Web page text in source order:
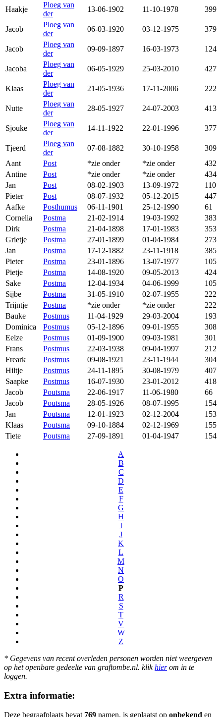
Haakje
Ploeg van
der
13-06-1902 11-10-1978 399
Jacob
Ploeg van
der
06-03-1920 03-12-1975 379
Jacob
Ploeg van
der
09-09-1897 16-03-1973 124
Jacoba
Ploeg van
der
06-05-1929 25-03-2010 427
Klaas
Ploeg van
der
21-05-1936 17-11-2006 222
Nutte
Ploeg van
der
28-05-1927 24-07-2003 413
Sjouke
Ploeg van
der
14-11-1922 22-01-1996 377
Tjeerd
Ploeg van
der
07-08-1882 30-10-1958
309
Aant
Post *zie onder *zie onder
432
Antine
Post *zie onder *zie onder
434
Jan
Post 08-02-1903 13-09-1972
110
Pieter
Post 08-07-1932 05-12-2015
447
Aafke
Posthumus 06-11-1901 25-12-1990
61
Cornelia
Postma 21-02-1914 19-03-1992
383
Dirk
Postma 21-04-1898 17-01-1983
353
Grietje
Postma 27-01-1899 01-04-1984
273
Jan
Postma 17-12-1882 23-11-1918
385
Pieter
Postma 23-01-1896 13-07-1977
105
Pietje
Postma 14-08-1920 09-05-2013
424
Sake
Postma 12-04-1934 04-06-1999
105
Sijbe
Postma 31-05-1910 02-07-1955
222
Trijntje
Postma *zie onder *zie onder
222
Bauke
Postmus 11-04-1929 29-03-2004
193
Dominica
Postmus 05-12-1896 09-01-1955
308
Eelze
Postmus 01-09-1900 09-03-1981
301
Frans
Postmus 22-03-1938 09-04-1997
212
Freark
Postmus 09-08-1921 23-11-1944
304
Hiltje
Postmus 24-11-1895 30-08-1979
407
Saapke
Postmus 16-07-1930 23-01-2012
418
Jacob
Poutsma 22-06-1917 11-06-1980
66
Jacob
Poutsma 28-05-1926 08-07-1995
154
Jan
Poutsma 12-01-1923 02-12-2004
153
Klaas
Poutsma 09-10-1884 02-12-1969
155
Tiete
Poutsma 27-09-1891 01-04-1947 154
A
B
C
D
E
F
G
H
I
J
K
L
M
N
O
P
R
S
T
V
W
Z
* Gegevens van recent overleden personen worden niet weergeven
op het openbare gedeelte van graftombe.nl. klikhierom in te
loggen.
Extra informatie:
Deze begraafplaats bevat 769 namen, is geplaatst op onbekend en